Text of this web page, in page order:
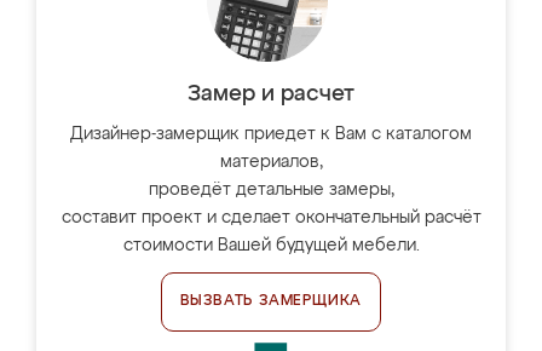
Замер и расчет
Дизайнер-замерщик приедет к Вам с каталогом
материалов,
проведёт детальные замеры,
составит проект и сделает окончательный расчёт
стоимости Вашей будущей мебели.
ВЫЗВАТЬ ЗАМЕРЩИКА